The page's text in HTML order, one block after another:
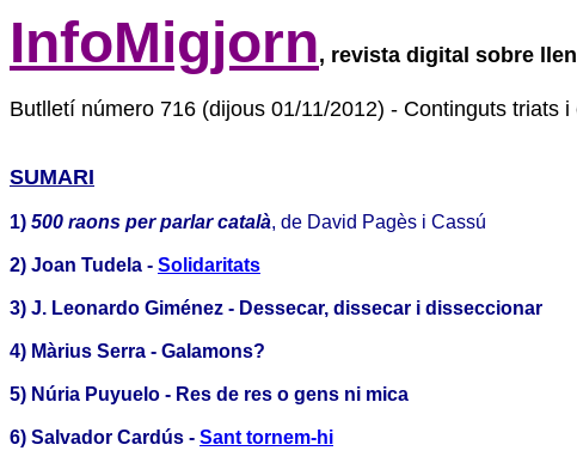
InfoMigjorn, revista digital sobre
Butlletí número 716 (dijous 01/11/2012) - Continguts triats
SUMARI
1) 500 raons per parlar català, de David Pagès i Cassú
2) Joan Tudela - Solidaritats
3) J. Leonardo Giménez - Dessecar, dissecar i disseccionar
4) Màrius Serra - Galamons?
5) Núria Puyuelo - Res de res o gens ni mica
6) Salvador Cardús - Sant tornem-hi